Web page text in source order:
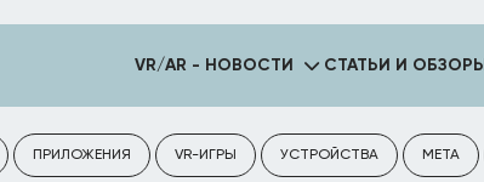
VR/AR - НОВОСТИ СТАТЬИ И ОБЗОРЫ
ПРИЛОЖЕНИЯ VR-ИГРЫ УСТРОЙСТВА META